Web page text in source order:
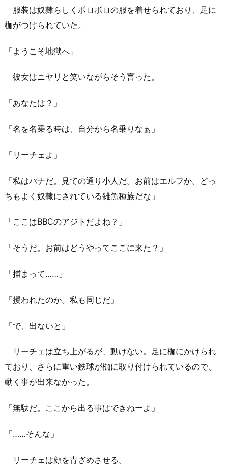
服装は奴隷らしくボロボロの服を着せられており、足に
枷がつけられていた。
「ようこそ地獄へ」
彼女はニヤリと笑いながらそう言った。
「あなたは？」
「名を名乗る時は、自分から名乗りなぁ」
「リーチェよ」
「私はパナだ。見ての通り小人だ。お前はエルフか。どっ
ちもよく奴隷にされている雑魚種族だな」
「ここはBBCのアジトだよね？」
「そうだ。お前はどうやってここに来た？」
「捕まって……」
「攫われたのか。私も同じだ」
「で、出ないと」
リーチェは立ち上がるが、動けない。足に枷にかけられ
ており、さらに重い鉄球が枷に取り付けられているので、
動く事が出来なかった。
「無駄だ。ここから出る事はできねーよ」
「……そんな」
リーチェは顔を青ざめさせる。